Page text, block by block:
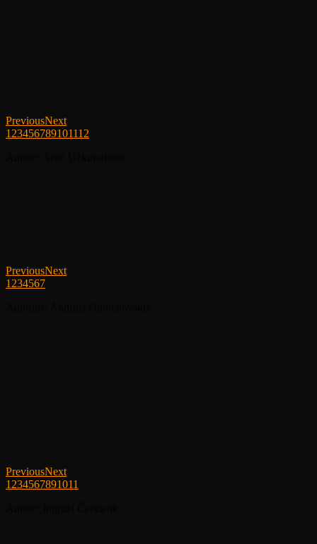
PreviousNext
1 23456789101112
PreviousNext
1 234567
PreviousNext
1 234567891011